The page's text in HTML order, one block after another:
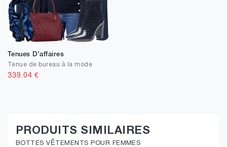
Tenues D'affaires
Tenue de bureau à la mode
339.04 €
PRODUITS SIMILAIRES
BOTTES VÊTEMENTS POUR FEMMES